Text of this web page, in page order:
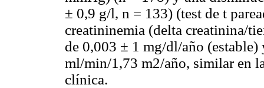
± 0,9 g/l, n = 133) (test de t
creatininemia (delta creatinina/
de 0,003 ± 1 mg/dl/año
ml/min/1,73 m2/año, similar en
clínica.